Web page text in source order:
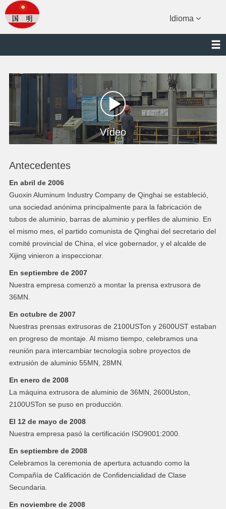
Idioma
Vídeo
Antecedentes
En abril de 2006
Guoxin Aluminum Industry Company de Qinghai se estableció,
una sociedad anónima principalmente para la fabricación de
tubos de aluminio, barras de aluminio y perfiles de aluminio. En
el mismo mes, el partido comunista de Qinghai del secretario del
comité provincial de China, el vice gobernador, y el alcalde de
Xijing vinieron a inspeccionar.
En septiembre de 2007
Nuestra empresa comenzó a montar la prensa extrusora de
36MN.
En octubre de 2007
Nuestras prensas extrusoras de 2100USTon y 2600UST estaban
en progreso de montaje. Al mismo tiempo, celebramos una
reunión para intercambiar tecnología sobre proyectos de
extrusión de aluminio 55MN, 28MN.
En enero de 2008
La máquina extrusora de aluminio de 36MN, 2600Uston,
2100USTon se puso en producción.
El 12 de mayo de 2008
Nuestra empresa pasó la certificación ISO9001:2000.
En septiembre de 2008
Celebramos la ceremonia de apertura actuando como la
Compañía de Calificación de Confidencialidad de Clase
Secundaria.
En noviembre de 2008